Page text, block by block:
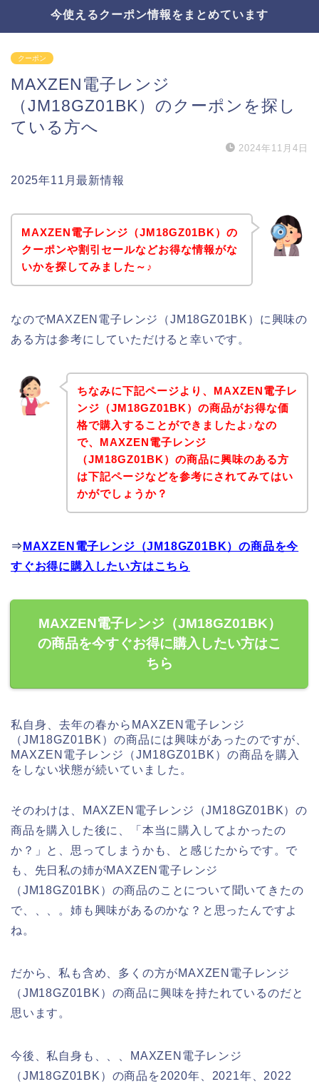
今使えるクーポン情報をまとめています
クーポン
MAXZEN電子レンジ
（JM18GZ01BK）のクーポンを探し
ている方へ
2024年11月4日
2025年11月最新情報
MAXZEN電子レンジ（JM18GZ01BK）の
クーポンや割引セールなどお得な情報がな
いかを探してみました～♪
なのでMAXZEN電子レンジ（JM18GZ01BK）に興味の
ある方は参考にしていただけると幸いです。
ちなみに下記ページより、MAXZEN電子レ
ンジ（JM18GZ01BK）の商品がお得な価
格で購入することができましたよ♪なの
で、MAXZEN電子レンジ
（JM18GZ01BK）の商品に興味のある方
は下記ページなどを参考にされてみてはい
かがでしょうか？
⇒ MAXZEN電子レンジ（JM18GZ01BK）の商品を今
すぐお得に購入したい方はこちら
MAXZEN電子レンジ（JM18GZ01BK）
の商品を今すぐお得に購入したい方はこ
ちら
私自身、去年の春からMAXZEN電子レンジ
（JM18GZ01BK）の商品には興味があったのですが、
MAXZEN電子レンジ（JM18GZ01BK）の商品を購入
をしない状態が続いていました。
そのわけは、MAXZEN電子レンジ（JM18GZ01BK）の
商品を購入した後に、「本当に購入してよかったの
か？」と、思ってしまうかも、と感じたからです。で
も、先日私の姉がMAXZEN電子レンジ
（JM18GZ01BK）の商品のことについて聞いてきたの
で、、、。姉も興味があるのかな？と思ったんですよ
ね。
だから、私も含め、多くの方がMAXZEN電子レンジ
（JM18GZ01BK）の商品に興味を持たれているのだと
思います。
今後、私自身も、、、MAXZEN電子レンジ
（JM18GZ01BK）の商品を2020年、2021年、2022